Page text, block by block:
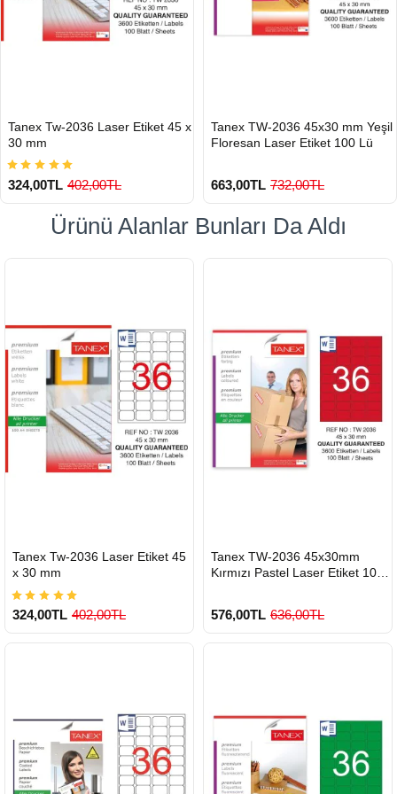
GÖNDERİ
900 TL Üzeri Kargo Ücretsiz
Tanex Tw-2036 Laser Etiket 45 x
30 mm
324,00TL 402,00TL
GÖNDERİ
900 TL Üzeri Kargo Ücretsiz
Tanex TW-2036 45x30 mm Yeşil
Floresan Laser Etiket 100 Lü
663,00TL 732,00TL
Ürünü Alanlar Bunları Da Aldı
GÖNDERİ
Tanex Tw-2036 Laser Etiket 45
x 30 mm
324,00TL 402,00TL
GÖNDERİ
Tanex TW-2036 45x30mm
Kırmızı Pastel Laser Etiket 100
576,00TL 636,00TL